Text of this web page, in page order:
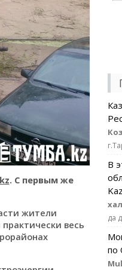
. С первым же
жители
весь
В
да
по